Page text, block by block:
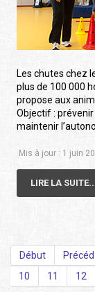
Les chutes chez
plus de 100 000
propose aux
Objectif :
maintenir
Mis à jour : 1 juin
LIRE LA
Début
10
11 12